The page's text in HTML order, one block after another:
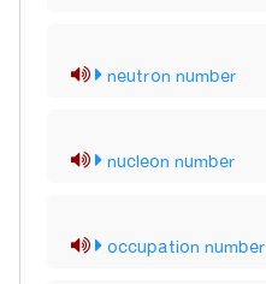
neutron number
nucleon number
occupation number